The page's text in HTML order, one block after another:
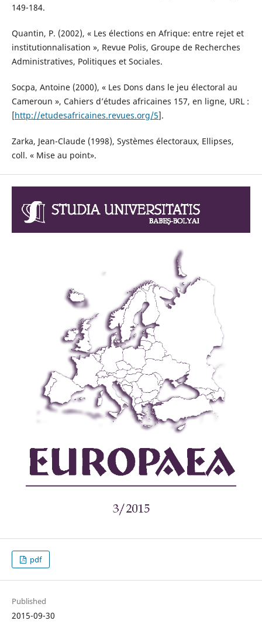
149-184.
Quantin, P. (2002), « Les élections en Afrique: entre rejet et
institutionnalisation », Revue Polis, Groupe de Recherches
Administratives, Politiques et Sociales.
Socpa, Antoine (2000), « Les Dons dans le jeu électoral au
Cameroun », Cahiers d’études africaines 157, en ligne, URL :
[http://etudesafricaines.revues.org/5].
Zarka, Jean-Claude (1998), Systèmes électoraux, Ellipses,
coll. « Mise au point».
pdf
Published
2015-09-30